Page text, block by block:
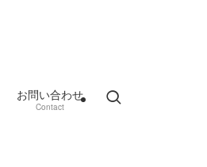
お問い合わせ
Contact